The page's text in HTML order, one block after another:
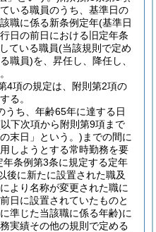
いる職員のうち、基準日の
職に係る新条例定年(基準日
日の前日における旧定年条
ている職員(当該規則で定め
職員)を、昇任し、降任し、
4項の規定は、附則第2項の
る。
うち、年齢65年に達する日
下次項から附則第9項まで
末日」という。) までの間に
しようとする常時勤務を要
年条例第3条に規定する定年
後に新たに設置された職及
より名称が変更された職に
日に設置されていたものと
準じた当該職に係る年齢)に
実績その他の規則で定める